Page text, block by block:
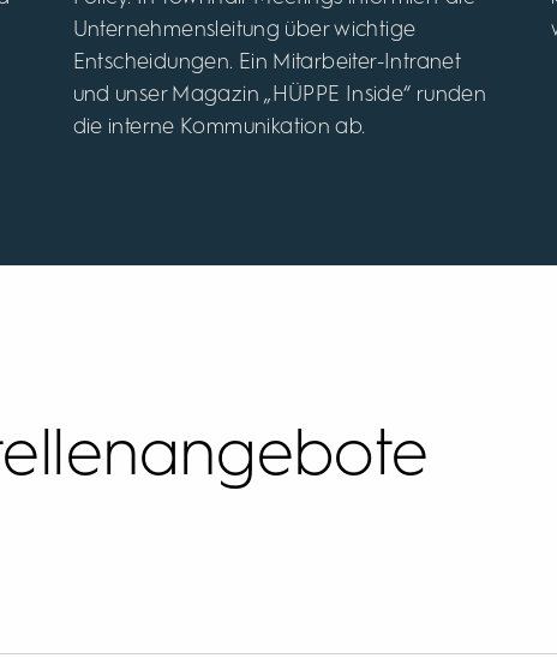
Unternehmensleitung über wichtige
Entscheidungen. Ein Mitarbeiter-Intranet
und unser Magazin „HÜPPE Inside“ runden
die interne Kommunikation ab.